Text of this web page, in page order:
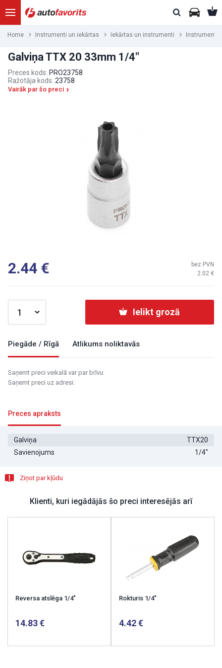
Home Instrumenti un iekārtas Iekārtas un instrumenti Instrumenti
Galviņa TTX 20 33mm 1/4"
Preces kods: PRO23758
Ražotāja kods: 23758
Vairāk par šo preci
2.44 2.02
bez PVN
Ielikt grozā
Piegāde / Rīgā Atlikums noliktavās
Saņemt preci veikalā var par brīvu:
Saņemt preci uz adresi:
Preces apraksts
Galviņa
TTX20
Savienojums
1/4"
Ziņot par kļūdu
Klienti, kuri iegādājās šo preci interesējās arī
Reversa atslēga 1/4"
14.83
Rokturis 1/4"
4.42